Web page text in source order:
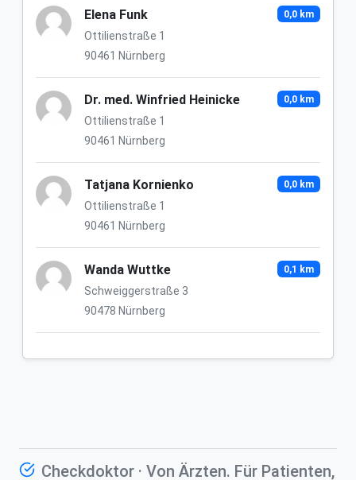
Elena Funk
Ottilienstraße 1
90461 Nürnberg
0,0 km
Dr. med. Winfried Heinicke
Ottilienstraße 1
90461 Nürnberg
0,0 km
Tatjana Kornienko
Ottilienstraße 1
90461 Nürnberg
0,0 km
Wanda Wuttke
Schweiggerstraße 3
90478 Nürnberg
0,1 km
Checkdoktor · Von Ärzten. Für Patienten,